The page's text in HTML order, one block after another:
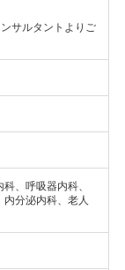
サルタントよりご
、呼吸器内科、
分泌内科、老人